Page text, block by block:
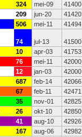
324 mei-09 41400
209 jun-20 41420
506 mei-11 41494
74 jul-13 41500
10 apr-03 41753
76 mei-11 42000
12 jan-03 42000
687 feb-14 42066
67 feb-11 42471
35 nov-01 42825
26 okt-10 42850
41 aug-10 42926
167 aug-06 42982